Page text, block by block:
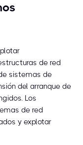
de red
sistemas de
del arranque de
Los
de red
y explotar